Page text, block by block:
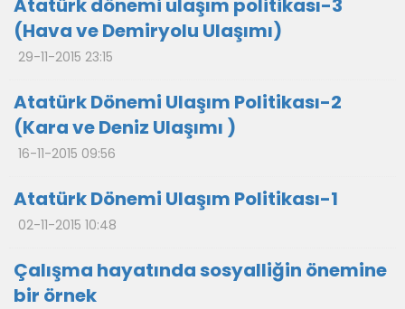
Atatürk dönemi ulaşım politikası-3
(Hava ve Demiryolu Ulaşımı)
29-11-2015 23:15
Atatürk Dönemi Ulaşım Politikası-2
(Kara ve Deniz Ulaşımı )
16-11-2015 09:56
Atatürk Dönemi Ulaşım Politikası-1
02-11-2015 10:48
Çalışma hayatında sosyalliğin önemine
bir örnek